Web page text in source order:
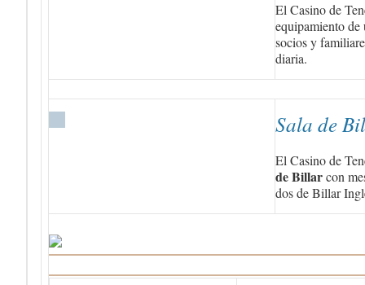
El Casino de
equipamiento
socios y
diaria.
Sala de
El Casino de
de Billarcon
dos de Billar